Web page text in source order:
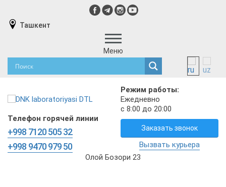
Ташкент
Меню
Режим работы:
Ежедневно
с 8:00 до 20:00
Телефон горячей линии
+998 7120 505 32
+998 9470 979 50
Заказать звонок
Вызвать курьера
Олой Бозори 23